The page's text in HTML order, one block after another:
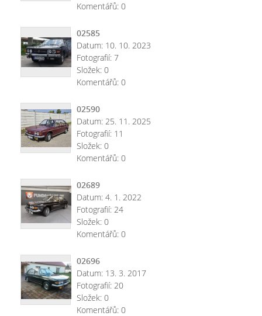
Komentářů: 0
02585
Datum: 10. 10. 2023
Fotografií: 7
Složek: 0
Komentářů: 0
02590
Datum: 25. 11. 2025
Fotografií: 11
Složek: 0
Komentářů: 0
02689
Datum: 4. 1. 2022
Fotografií: 24
Složek: 0
Komentářů: 0
02696
Datum: 13. 3. 2017
Fotografií: 20
Složek: 0
Komentářů: 0